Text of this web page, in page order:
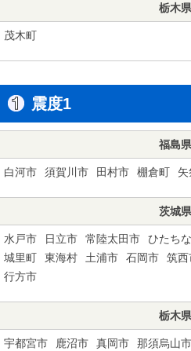
栃木県
茂木町
震度1
福島県
白河市 須賀川市 田村市 棚倉町
茨城県
水戸市 日立市 常陸太田市 ひたち
城里町
東海村 土浦市 石岡市 筑西
行方市
栃木県
宇都宮市 鹿沼市 真岡市 那須烏山市